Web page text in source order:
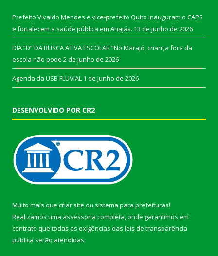
Prefeito Vivaldo Mendes e vice-prefeito Quito inauguram o CAPS
e fortalecem a saúde pública em Anajás. 13 de junho de 2026
DIA “D” DA BUSCA ATIVA ESCOLAR “No Marajó, criança fora da
escola não pode 2 de junho de 2026
Agenda da USB FLUVIAL 1 de junho de 2026
DESENVOLVIDO POR CR2
Muito mais que criar site ou sistema para prefeituras!
Realizamos uma assessoria completa, onde garantimos em
contrato que todas as exigências das leis de transparência
pública serão atendidas.